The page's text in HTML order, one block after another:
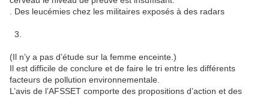
. Des leucémies chez les militaires exposés à des radars
3.
(Il n’y a pas d’étude sur la femme enceinte.)
Il est difficile de conclure et de faire le tri entre les différents
facteurs de pollution environnementale.
L’avis de l’AFSSET comporte des propositions d’action et des